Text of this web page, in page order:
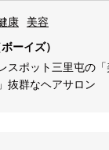
康
美容
ーイズ）
スポット三里屯の「
抜群なヘアサロン